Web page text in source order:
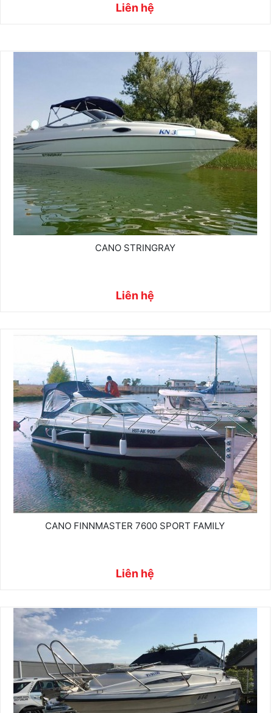
Liên hệ
CANO STRINGRAY
Liên hệ
CANO FINNMASTER 7600 SPORT FAMILY
Liên hệ